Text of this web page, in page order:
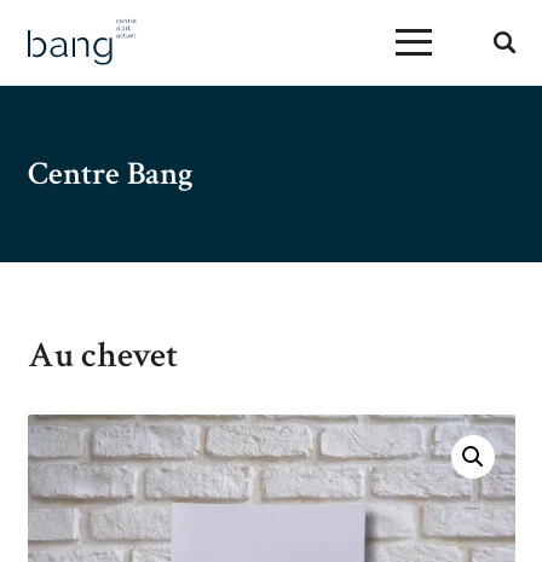
Centre Bang
Au chevet